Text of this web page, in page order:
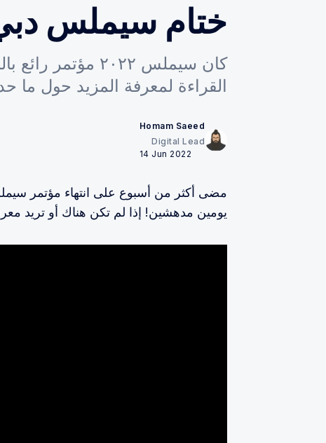
ختام سيملس دبي
كان سيملس ٢٠٢٢
القراءة لمعرفة المزيد حول ما
Homam Saeed
Digital Lead
14 Jun 2022
يومين مدهشين! إذا لم تكن هناك أو تريد